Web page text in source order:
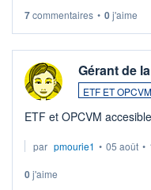
7commentaires • 0j'aime
Gérant de
ETF ET OPCVM
ETF et
par pmourie1 • 05 août •
0j'aime